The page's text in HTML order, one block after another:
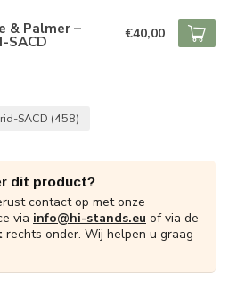
& Palmer –
SACD €40,00
SACD (458)
dit product?
contact op met onze
via info@hi-stands.eu of via de
rechts onder. Wij helpen u graag